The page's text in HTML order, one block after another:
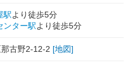
駅より徒歩5分
ンター駅より徒歩5分
古野2-12-2 [地図]